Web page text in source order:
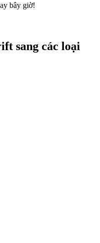
trị đều đặn
bây giờ!
sang các loại